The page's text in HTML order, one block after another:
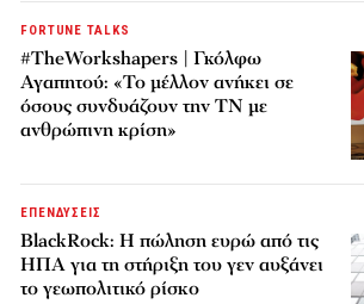
FORTUNE TALKS
#TheWorkshapers | Γκόλφω
Αγαπητού: «Το μέλλον ανήκει σε
όσους συνδυάζουν την ΤΝ με
ανθρώπινη κρίση»
ΕΠΕΝΔΥΣΕΙΣ
BlackRock: Η πώληση ευρώ από τις
ΗΠΑ για τη στήριξη του γεν αυξάνει
το γεωπολιτικό ρίσκο